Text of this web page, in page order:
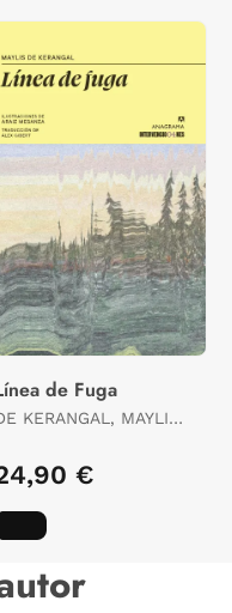
de Fuga
KERANGAL, MAYLIS /
€